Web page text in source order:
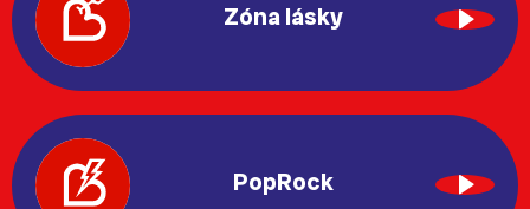
Zóna lásky
PopRock